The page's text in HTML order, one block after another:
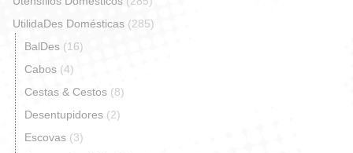
UtilidaDes Domésticas (285)
BalDes (16)
Cabos (4)
Cestas & Cestos (8)
Desentupidores (2)
Escovas (3)